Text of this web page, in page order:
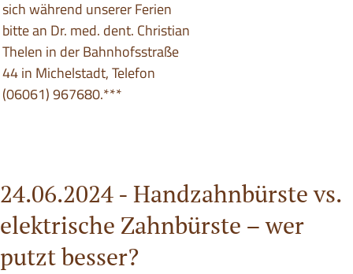
sich während unserer Ferien
bitte an Dr. med. dent. Christian
Thelen in der Bahnhofsstraße
44 in Michelstadt, Telefon
(06061) 967680.***
24.06.2024 - Handzahnbürste vs.
elektrische Zahnbürste – wer
putzt besser?